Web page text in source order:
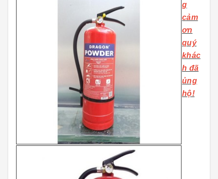
g
cảm
ơn
quý
khác
h đã
ủng
hộ!